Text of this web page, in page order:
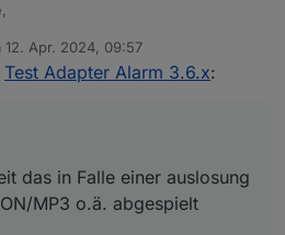
das in Falle einer
Alarm auch ein TON/MP3 o.ä.
12. Apr. 2024, 09:57
von
Test Adapter Alarm 3.6.x:
das in Falle einer auslosung
MP3 o.ä. abgespielt